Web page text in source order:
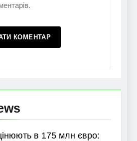
в 175 млн євро: